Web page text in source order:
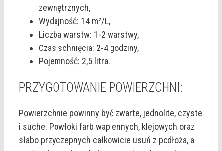
zewnętrznych,
Wydajność: 14 m²/L,
Liczba warstw: 1-2 warstwy,
Czas schnięcia: 2-4 godziny,
Pojemność: 2,5 litra.
PRZYGOTOWANIE POWIERZCHNI:
Powierzchnie powinny być zwarte, jednolite, czyste
i suche. Powłoki farb wapiennych, klejowych oraz
słabo przyczepnych całkowicie usuń z podłoża, a